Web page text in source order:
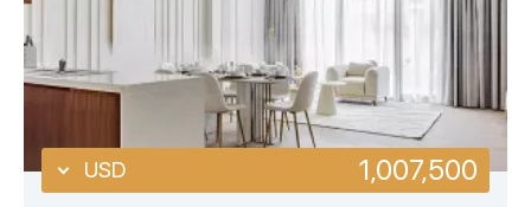
1,007,500
USD